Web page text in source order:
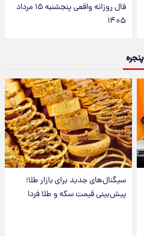
فال روزانه واقعی پنجشنبه ۱۵ مرداد
۱۴۰۵
پنجره
سیگنال‌های جدید برای بازار طلا؛
پیش‌بینی قیمت سکه و طلا فردا